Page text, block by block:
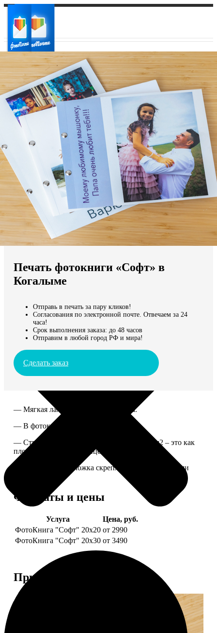
Ваш город:
Ваш регион доставки
Выберите из списка:
Мы доставляем по всему миру
Продолжить без города
Печать фотокниги «Софт» в
Когалыме
Отправь в печать за пару кликов!
Согласования по электронной почте. Отвечаем за 24
часа!
Срок выполнения заказа: до 48 часов
Отправим в любой город РФ и мира!
Сделать заказ
— Мягкая ламинированная обложка.
— В фотокниге от 60 до 300 страниц.
— Страницы из бумаги плотностью 170 г/м2 – это как
плотные страницы глянцевого журнала.
— Страницы и обложка скреплены металлическими
Форматы и цены
Услуга
Цена, руб.
ФотоКнига "Софт" 20х20 от 2990
ФотоКнига "Софт" 20х30 от 3490
Примеры работ